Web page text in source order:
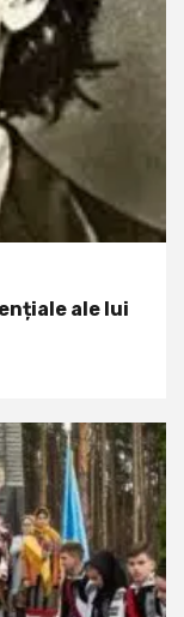
ale lui